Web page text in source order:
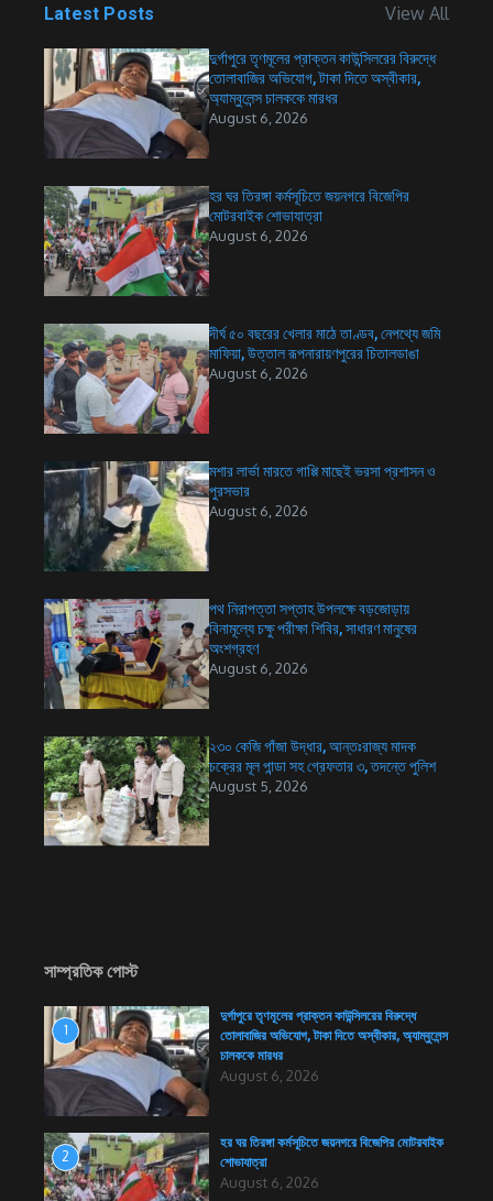
Latest Posts View All
দুর্গাপুরে তৃণমূলের প্রাক্তন কাউন্সিলরের বিরুদ্ধে
তোলাবাজির অভিযোগ, টাকা দিতে অস্বীকার,
অ্যাম্বুলেন্স চালককে মারধর
August 6, 2026
হর ঘর তিরঙ্গা কর্মসূচিতে জয়নগরে বিজেপির
মোটরবাইক শোভাযাত্রা
August 6, 2026
দীর্ঘ ৫০ বছরের খেলার মাঠে তাণ্ডব, নেপথ্যে জমি
মাফিয়া, উত্তাল রূপনারায়ণপুরের চিতালডাঙা
August 6, 2026
মশার লার্ভা মারতে গাপ্পি মাছেই ভরসা প্রশাসন ও
পুরসভার
August 6, 2026
পথ নিরাপত্তা সপ্তাহ উপলক্ষে বড়জোড়ায়
বিনামূল্যে চক্ষু পরীক্ষা শিবির, সাধারণ মানুষের
অংশগ্রহণ
August 6, 2026
২৩০ কেজি গাঁজা উদ্ধার, আন্তঃরাজ্য মাদক
চক্রের মূল পান্ডা সহ গ্রেফতার ৩, তদন্তে পুলিশ
August 5, 2026
সাম্প্রতিক পোস্ট
1
দুর্গাপুরে তৃণমূলের প্রাক্তন কাউন্সিলরের বিরুদ্ধে
তোলাবাজির অভিযোগ, টাকা দিতে অস্বীকার, অ্যাম্বুলেন্স
চালককে মারধর
August 6, 2026
2
হর ঘর তিরঙ্গা কর্মসূচিতে জয়নগরে বিজেপির মোটরবাইক
শোভাযাত্রা
August 6, 2026